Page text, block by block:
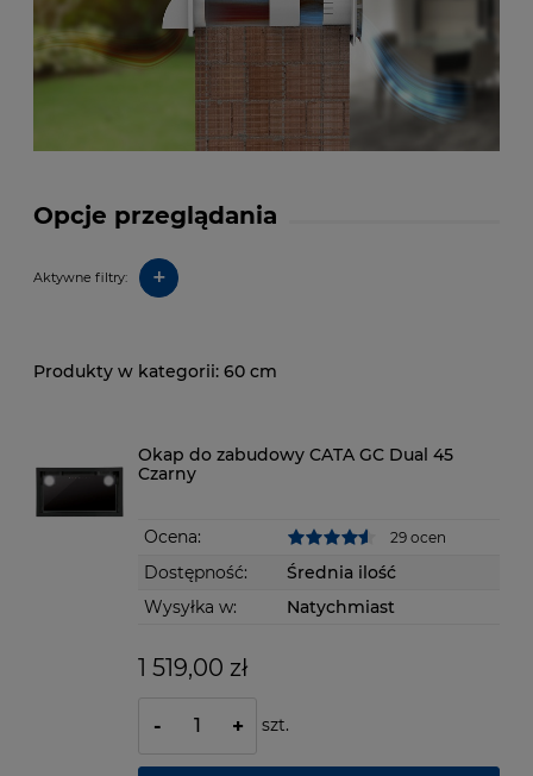
Opcje przeglądania
Aktywne filtry: +
60 cm
Okap do zabudowy CATA GC Dual 45
Czarny
Ocena: 29 ocen
Dostępność:
Średnia ilość
Wysyłka w:
Natychmiast
1 519,00 zł
- + szt.